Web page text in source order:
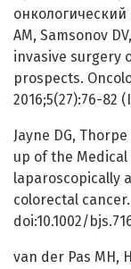
онкологический
АМ, Samsonov
invasive surgery
prospects.
2016;5(27):76-82
Jayne DG,
up of the Medical
laparoscopically
colorectal cancer.
doi:10.1002/
van der Pas MH,